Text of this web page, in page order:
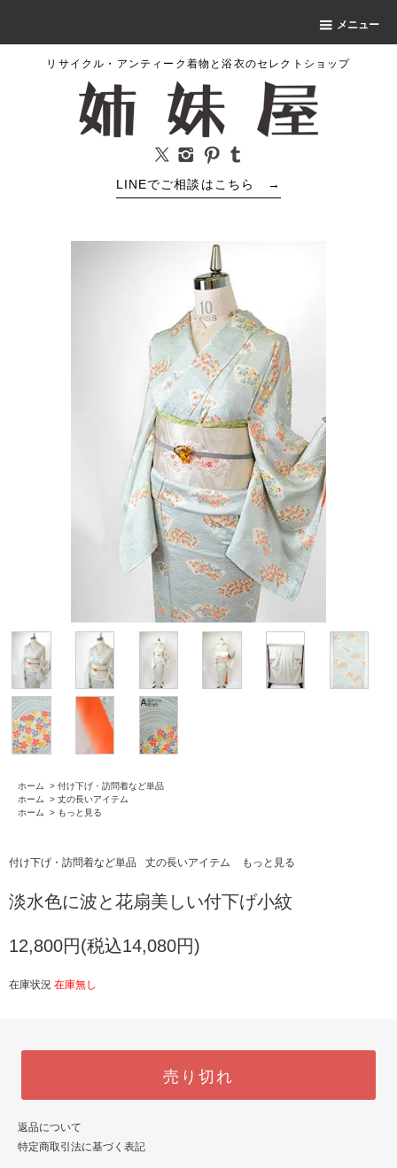
メニュー
リサイクル・アンティーク着物と浴衣のセレクトショップ
LINEでご相談はこちら →
ホーム > 付け下げ・訪問着など単品
ホーム
> 丈の長いアイテム
ホーム
> もっと見る
付け下げ・訪問着など単品 丈の長いアイテム もっと見る
淡水色に波と花扇美しい付下げ小紋
12,800円(税込14,080円)
在庫状況 在庫無し
売り切れ
返品について
特定商取引法に基づく表記